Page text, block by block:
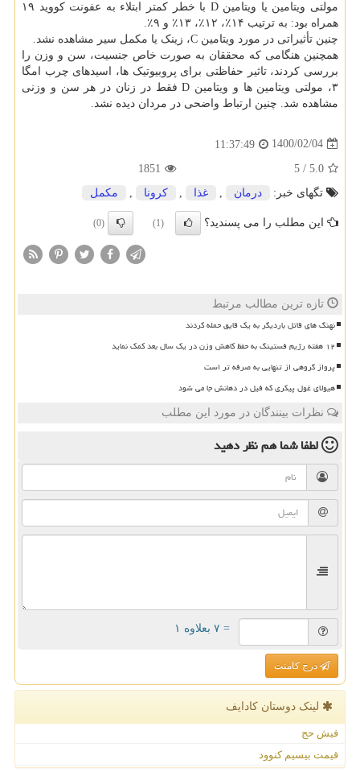
مولتی ویتامین یا ویتامین D با خطر کمتر ابتلاء به عفونت کووید ۱۹
همراه بود: به ترتیب ۱۴٪، ۱۲٪، ۱۳٪ و ۹٪.
چنین تأثیراتی در مورد ویتامین C، زینک یا مکمل سیر مشاهده نشد.
همچنین هنگامی که محققان به صورت خاص جنسیت، سن و وزن را
بررسی کردند، تاثیر حفاظتی برای پروبیوتیک ها، اسیدهای چرب امگا
۳، مولتی ویتامین ها و ویتامین D فقط در زنان در هر سن و وزنی
مشاهده شد. چنین ارتباط واضحی در مردان دیده نشد.
1400/02/04
11:37:49
5.0
/
5
1851
تگهای خبر:
درمان غذا كرونا مكمل
این مطلب را می پسندید؟ (1)
(0)
تازه ترین مطالب مرتبط
نهنگ های قاتل باردیگر به یک قایق حمله کردند
۱۲ هفته رژیم فستینگ به حفظ کاهش وزن در یک سال بعد کمک نماید
پرواز گروهی از تنهایی به صرفه تر است
هیولای غول پیکری که فیل در دهانش جا می شود
نظرات بینندگان در مورد این مطلب
لطفا شما همنظر دهید
= ۷ بعلاوه ۱
درج کامنت
لینک دوستان كادایف
فیش حج
قیمت بیسیم کنوود